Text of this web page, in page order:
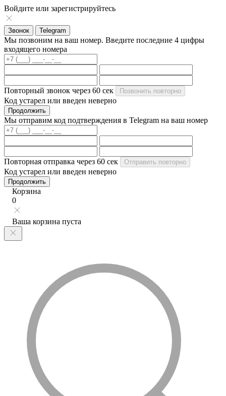
Войдите или зарегистрируйтесь
Звонок Telegram
Мы позвоним на ваш номер. Введите последние 4 цифры
входящего номера
Повторный звонок через 60 сек Позвонить повторно
Код устарел или введен неверно
Продолжить
Мы отправим код подтверждения в Telegram на ваш номер
Повторная отправка через 60 сек Отправить повторно
Код устарел или введен неверно
Продолжить
Корзина
0
Ваша корзина пуста